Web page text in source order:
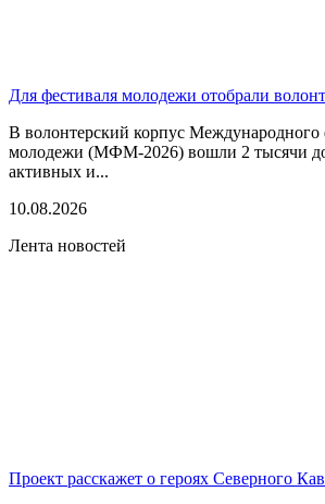
Для фестиваля молодежи отобрали
В волонтерский корпус Международного
молодежи (МФМ-2026) вошли 2 тысячи
активных и...
10.08.2026
Лента новостей
Проект расскажет о героях Северного